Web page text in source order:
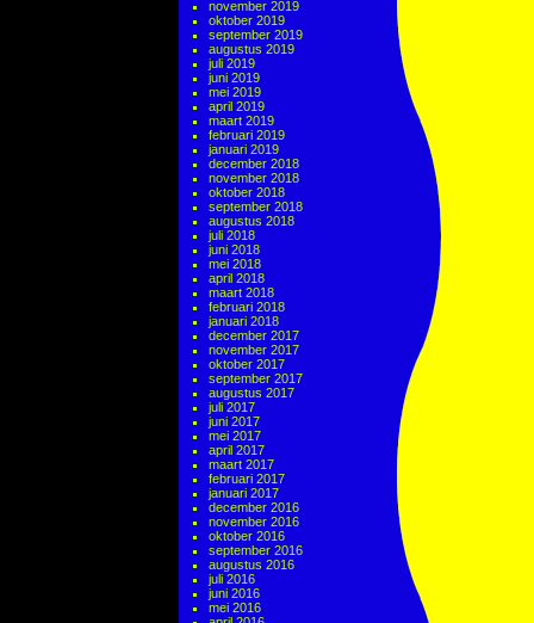
november 2019
oktober 2019
september 2019
augustus 2019
juli 2019
juni 2019
mei 2019
april 2019
maart 2019
februari 2019
januari 2019
december 2018
november 2018
oktober 2018
september 2018
augustus 2018
juli 2018
juni 2018
mei 2018
april 2018
maart 2018
februari 2018
januari 2018
december 2017
november 2017
oktober 2017
september 2017
augustus 2017
juli 2017
juni 2017
mei 2017
april 2017
maart 2017
februari 2017
januari 2017
december 2016
november 2016
oktober 2016
september 2016
augustus 2016
juli 2016
juni 2016
mei 2016